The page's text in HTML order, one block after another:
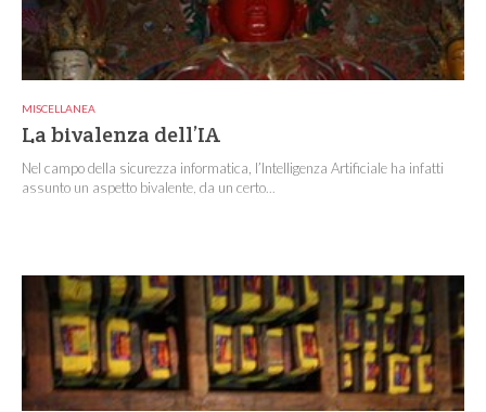
MISCELLANEA
La bivalenza dell’IA
Nel campo della sicurezza informatica, l’Intelligenza Artificiale ha infatti
assunto un aspetto bivalente, da un certo...